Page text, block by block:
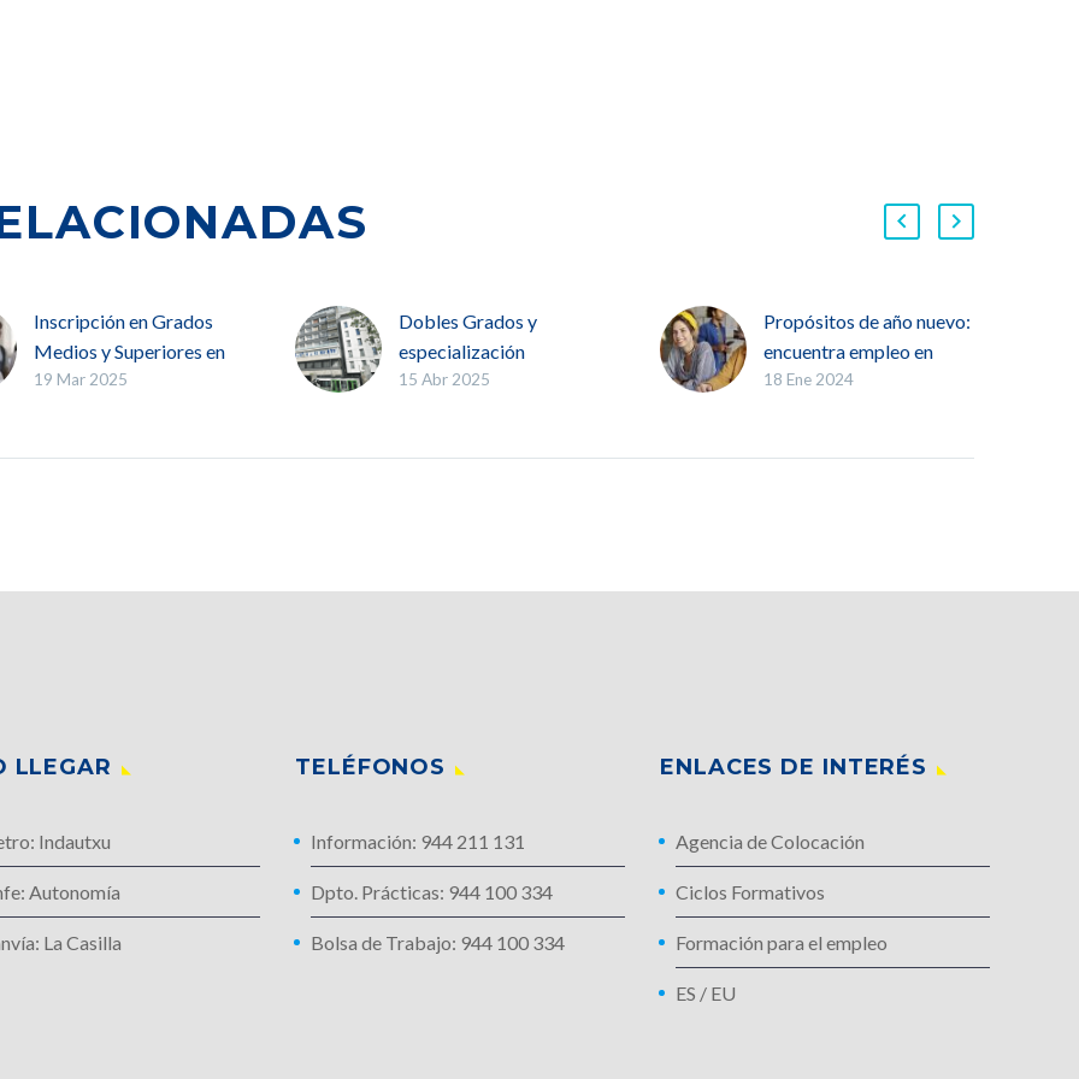
Inscripción en Grados
Medios y Superiores en
Bilbao
19 Mar 2025
Dobles Grados y
especialización
profesional en Bilbao
15 Abr 2025
Propósitos de año nuevo:
encuentra empleo en
Bilbao estudiando en
18 Ene 2024
LLEGAR
Indautxu
Autonomía
La Casilla
TELÉFONOS
Información: 944 211 131
Dpto. Prácticas: 944 100 334
Bolsa de Trabajo: 944 100 334
ENLACES DE INTERÉS
Agencia de Colocación
Ciclos Formativos
Formación para el empleo
ES / EU